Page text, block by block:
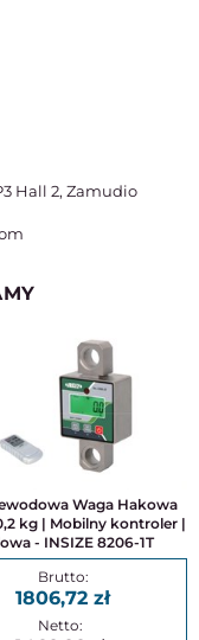
Hall 2, Zamudio
kg | Mobilny kontroler |
- INSIZE 8206-1T
1806,72